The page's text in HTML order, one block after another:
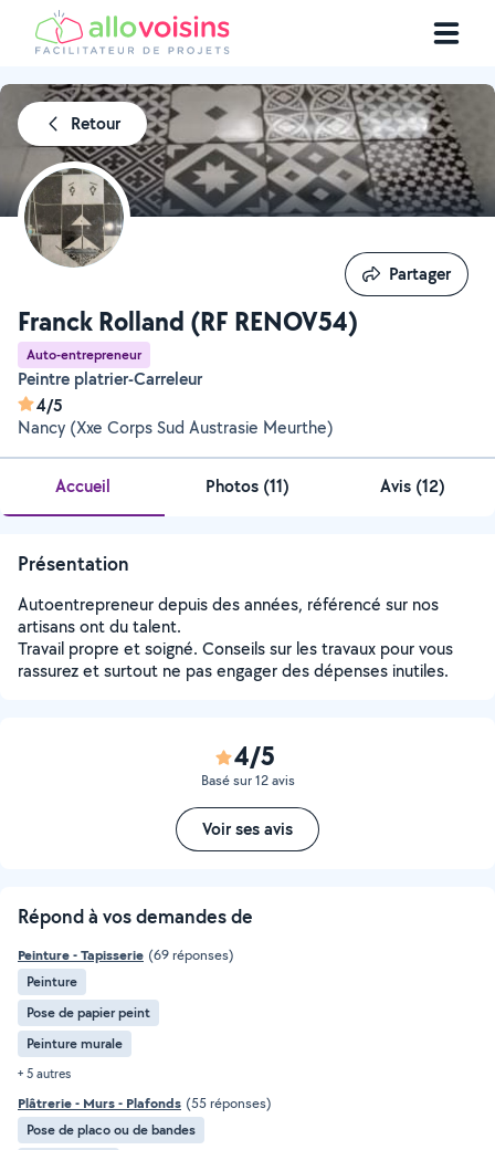
Retour
Franck Rolland (RF RENOV54)
Auto-entrepreneur
Peintre platrier-Carreleur
4/5
Nancy (Xxe Corps Sud Austrasie Meurthe)
Partager
Partager
Accueil Photos (11) Avis (12)
Présentation
Autoentrepreneur depuis des années, référencé sur nos
artisans ont du talent.
Travail propre et soigné. Conseils sur les travaux pour vous
rassurez et surtout ne pas engager des dépenses inutiles.
4/5
Basé sur 12 avis
Voir ses avis
Répond à vos demandes de
Peinture - Tapisserie (69 réponses)
Peinture
Pose de papier peint
Peinture murale
+ 5 autres
Plâtrerie - Murs - Plafonds (55 réponses)
Pose de placo ou de bandes